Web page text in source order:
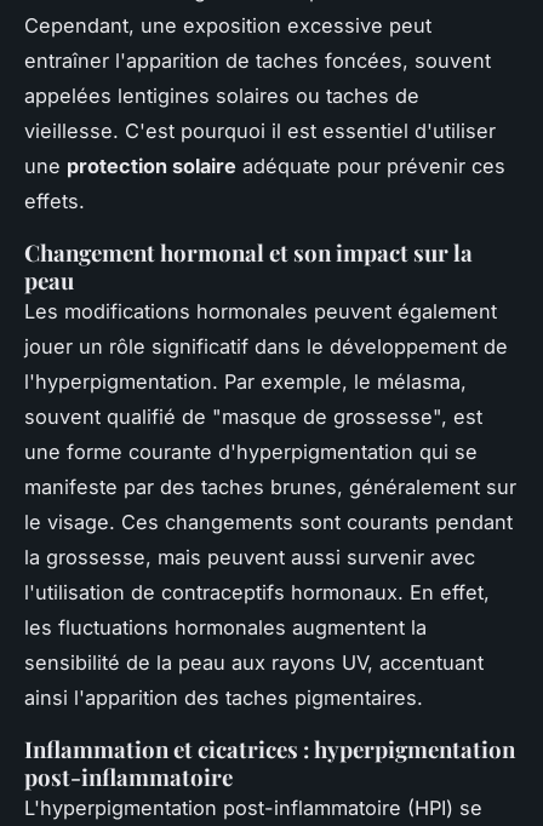
Cependant, une exposition excessive peut
entraîner l'apparition de taches foncées, souvent
appelées lentigines solaires ou taches de
vieillesse. C'est pourquoi il est essentiel d'utiliser
une protection solaire adéquate pour prévenir ces
effets.
Changement hormonal et son impact sur la
peau
Les modifications hormonales peuvent également
jouer un rôle significatif dans le développement de
l'hyperpigmentation. Par exemple, le mélasma,
souvent qualifié de "masque de grossesse", est
une forme courante d'hyperpigmentation qui se
manifeste par des taches brunes, généralement sur
le visage. Ces changements sont courants pendant
la grossesse, mais peuvent aussi survenir avec
l'utilisation de contraceptifs hormonaux. En effet,
les fluctuations hormonales augmentent la
sensibilité de la peau aux rayons UV, accentuant
ainsi l'apparition des taches pigmentaires.
Inflammation et cicatrices : hyperpigmentation
post-inflammatoire
L'hyperpigmentation post-inflammatoire (HPI) se